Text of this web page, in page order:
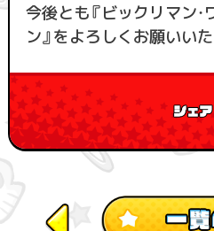
今後とも『ビックリマン
ン』をよろしくお願いいた